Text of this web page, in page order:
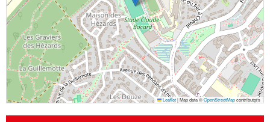
Leaflet|Map data ©OpenStreetMapcontributors